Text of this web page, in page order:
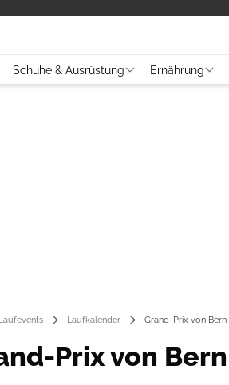
Schuhe & Ausrüstung Ernährung
Laufevents Laufkalender Grand-Prix von Bern
Prix von Bern